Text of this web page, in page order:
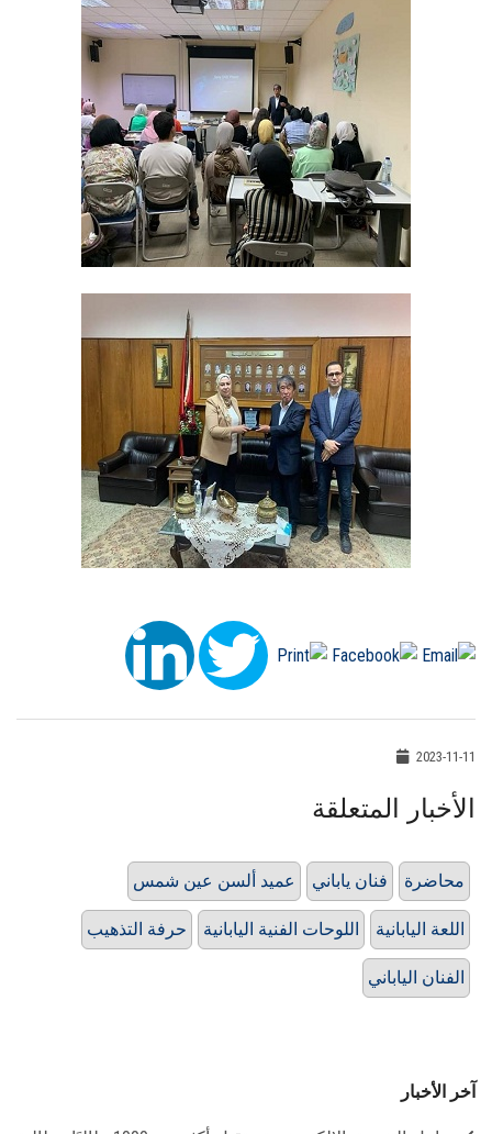
2023-11-11
الأخبار المتعلقة
عميد ألسن عين شمس فنان ياباني محاضرة
حرفة التذهيب اللوحات الفنية اليابانية اللعة اليابانية
الفنان الياباني
آخر الأخبار